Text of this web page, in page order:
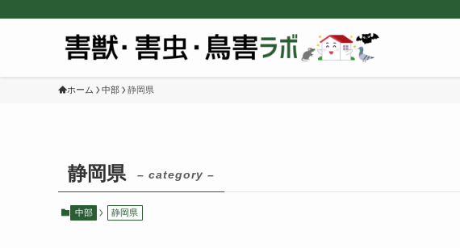
ホーム 中部 静岡県
静岡県 – category –
中部 静岡県